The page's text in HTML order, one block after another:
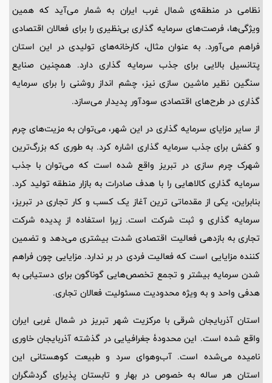
نظامی در منطقه‌ی شمال غرب ایران به شمار می‌آید که همین
ویژگی‌ها، فرصت‌های سرمایه گذاری بی‌نظیری را برای فعالان اقتصادی
فراهم می‌آورد. به عنوان مثال، کارخانه‌های تولیدی در این استان
پتانسیل بالایی برای جذب سرمایه گذاری دارد. همچنین صنایع
سنگین نظیر ماشین سازی نیز، چشم انداز روشنی را برای سرمایه
گذاری در طرح‌های اقتصادی سودآور پدیدار می‌سازد.
از سایر مزایای سرمایه گذاری در این شهر، می‌توان به مزیت‌های چرم
و کفش برای جذب سرمایه گذاری اشاره کرد. به طوری که بزرگ‌ترین
شهرک چرم سازی در تبریز واقع شده است که می‌توان با جذب
سرمایه گذاری کالاهایی را با هدف صادرات به بازار منطقه تولید کرد.
بنابراین، یکی از مقدماتی ترین آغاز یک کسب و کار تجاری در تبریز،
سرمایه گذاری و ثبت شرکت است. زیرا استفاده از پدیده شرکت
تجاری به بازدهی فعالیت اقتصادی شدت بیشتری می‌دهد و تضمین
کننده مزایایی است که فعالیت فردی در بر ندارد. مزایایی چون فراهم
شدن سرمایه بیشتر و تجمع تخصص‌هایی گوناگون برای دستیابی به
هدفی واحد و به ویژه محدودیت مسئولیت فعالان تجاری.
استان آذربایجان شرقی با مرکزیت شهر تبریز در شمال غربی ایران
واقع شده است. این محدودۀ جغرافیایی در گذشته آذربایجان خاوری
نامیده می‌شده است. آب‌وهوای سرد و طبیعت کوهستانی این
استان هر ساله به خصوص در بهار و تابستان پذیرای گردشگران